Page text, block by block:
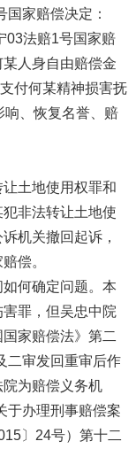
家赔偿决定：
03法赔1号国家赔
人身自由赔偿金
付何某精神损害抚
响、恢复名誉、赔
土地使用权罪和
非法转让土地使
机关撤回起诉，
偿。
何确定问题。本
罪，但吴忠中院
家赔偿法》第二
二审发回重审后作
为赔偿义务机
于办理刑事赔偿案
〕24号）第十二